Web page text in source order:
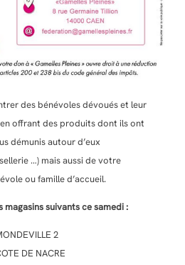
des bénévoles dévoués et leur
offrant des produits dont ils ont
démunis autour d’eux
…) mais aussi de votre
ou famille d’accueil.
magasins suivants ce samedi :
2
DE NACRE